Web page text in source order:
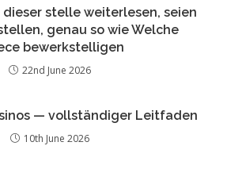
dieser stelle weiterlesen, seien
genau so wie Welche
bewerkstelligen
22nd June 2026
— vollständiger Leitfaden
10th June 2026